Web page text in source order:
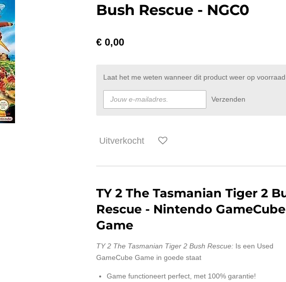
Bush Rescue - NGC0
€ 0,00
Laat het me weten wanneer dit product weer op voorraad
Verzenden
Uitverkocht
TY 2 The Tasmanian Tiger 2
Rescue - Nintendo GameCube
Game
TY 2 The Tasmanian Tiger 2 Bush Rescue: Is een Used
GameCube Game in goede staat
Game functioneert perfect, met 100% garantie!